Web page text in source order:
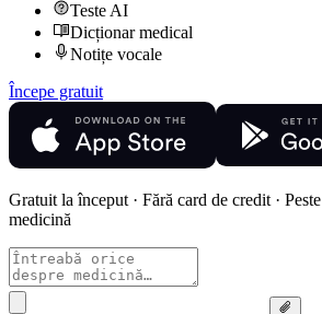
Teste AI
Dicționar medical
Notițe vocale
Începe gratuit
Gratuit la început · Fără card de credit ·
medicină